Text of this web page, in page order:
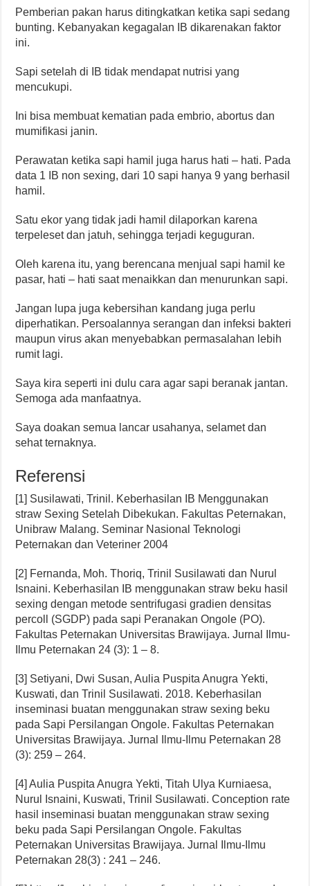
Pemberian pakan harus ditingkatkan ketika sapi sedang
bunting. Kebanyakan kegagalan IB dikarenakan faktor
ini.
Sapi setelah di IB tidak mendapat nutrisi yang
mencukupi.
Ini bisa membuat kematian pada embrio, abortus dan
mumifikasi janin.
Perawatan ketika sapi hamil juga harus hati – hati. Pada
data 1 IB non sexing, dari 10 sapi hanya 9 yang berhasil
hamil.
Satu ekor yang tidak jadi hamil dilaporkan karena
terpeleset dan jatuh, sehingga terjadi keguguran.
Oleh karena itu, yang berencana menjual sapi hamil ke
pasar, hati – hati saat menaikkan dan menurunkan sapi.
Jangan lupa juga kebersihan kandang juga perlu
diperhatikan. Persoalannya serangan dan infeksi bakteri
maupun virus akan menyebabkan permasalahan lebih
rumit lagi.
Saya kira seperti ini dulu cara agar sapi beranak jantan.
Semoga ada manfaatnya.
Saya doakan semua lancar usahanya, selamet dan
sehat ternaknya.
Referensi
[1] Susilawati, Trinil. Keberhasilan IB Menggunakan
straw Sexing Setelah Dibekukan. Fakultas Peternakan,
Unibraw Malang. Seminar Nasional Teknologi
Peternakan dan Veteriner 2004
[2] Fernanda, Moh. Thoriq, Trinil Susilawati dan Nurul
Isnaini. Keberhasilan IB menggunakan straw beku hasil
sexing dengan metode sentrifugasi gradien densitas
percoll (SGDP) pada sapi Peranakan Ongole (PO).
Fakultas Peternakan Universitas Brawijaya. Jurnal Ilmu-
Ilmu Peternakan 24 (3): 1 – 8.
[3] Setiyani, Dwi Susan, Aulia Puspita Anugra Yekti,
Kuswati, dan Trinil Susilawati. 2018. Keberhasilan
inseminasi buatan menggunakan straw sexing beku
pada Sapi Persilangan Ongole. Fakultas Peternakan
Universitas Brawijaya. Jurnal Ilmu-Ilmu Peternakan 28
(3): 259 – 264.
[4] Aulia Puspita Anugra Yekti, Titah Ulya Kurniaesa,
Nurul Isnaini, Kuswati, Trinil Susilawati. Conception rate
hasil inseminasi buatan menggunakan straw sexing
beku pada Sapi Persilangan Ongole. Fakultas
Peternakan Universitas Brawijaya. Jurnal Ilmu-Ilmu
Peternakan 28(3) : 241 – 246.